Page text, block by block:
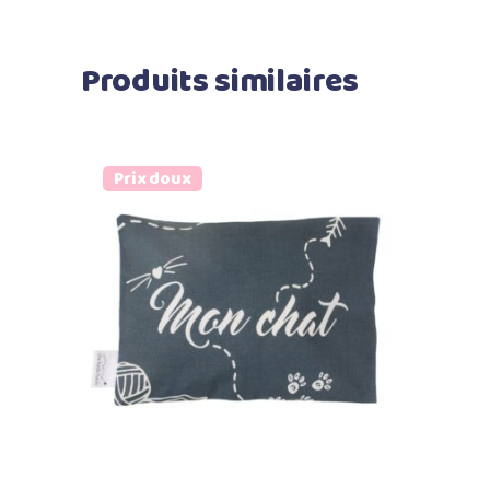
Produits similaires
Prix doux
Ajouter au panier